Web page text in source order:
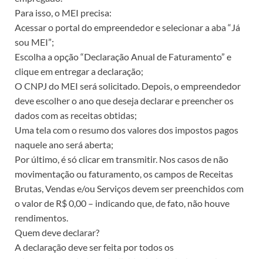
Para isso, o MEI precisa:
Acessar o portal do empreendedor e selecionar a aba “Já
sou MEI”;
Escolha a opção “Declaração Anual de Faturamento” e
clique em entregar a declaração;
O CNPJ do MEI será solicitado. Depois, o empreendedor
deve escolher o ano que deseja declarar e preencher os
dados com as receitas obtidas;
Uma tela com o resumo dos valores dos impostos pagos
naquele ano será aberta;
Por último, é só clicar em transmitir. Nos casos de não
movimentação ou faturamento, os campos de Receitas
Brutas, Vendas e/ou Serviços devem ser preenchidos com
o valor de R$ 0,00 – indicando que, de fato, não houve
rendimentos.
Quem deve declarar?
A declaração deve ser feita por todos os